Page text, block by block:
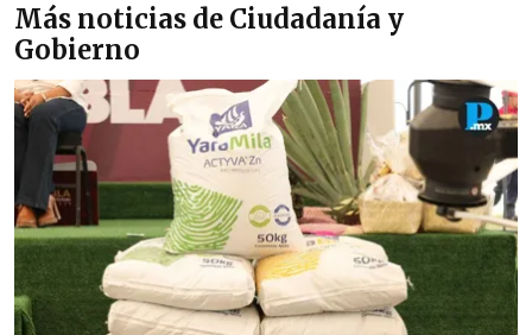
Más noticias de Ciudadanía y
Gobierno